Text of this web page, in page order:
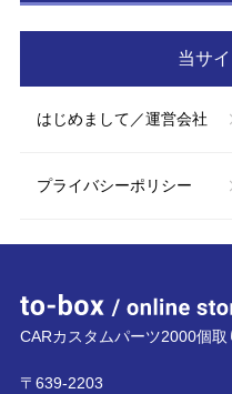
当サ
はじめまして／運営会社
プライバシーポリシー
CARカスタムパーツ2000個取
〒639-2203